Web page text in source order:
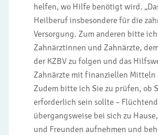
helfen, wo Hilfe benötigt wird.
Heilberuf insbesondere für die
Versorgung. Zum anderen bitte
Zahnärztinnen und Zahnärzte,
der KZBV zu folgen und das
Zahnärzte mit finanziellen Mitteln
Zudem bitte ich Sie zu prüfen, ob
erforderlich sein sollte –
übergangsweise bei sich zu
und Freunden aufnehmen und